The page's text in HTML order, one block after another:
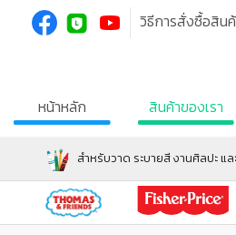
วิธีการสั่งซื้อสิน
หน้าหลัก สินค้าของเรา
สำหรับวาด ระบายสี งานศิลปะ แ